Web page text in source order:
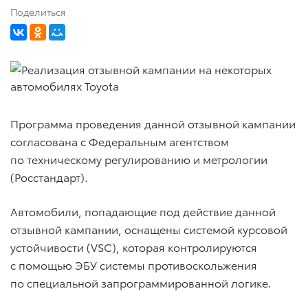
Поделиться
Программа проведения данной отзывной кампании
согласована с Федеральным агентством
по техническому регулированию и метрологии
(Росстандарт).
Автомобили, попадающие под действие данной
отзывной кампании, оснащены системой курсовой
устойчивости (VSC), которая контролируются
с помощью ЭБУ системы противоскольжения
по специальной запрограммированной логике.